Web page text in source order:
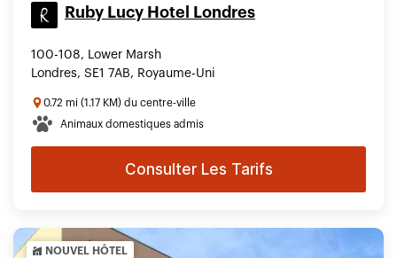
Ruby Lucy Hotel Londres
100-108, Lower Marsh
Londres, SE1 7AB, Royaume-Uni
0.72 mi (1.17 KM) du centre-ville
Animaux domestiques admis
Consulter Les Tarifs
NOUVEL HÔTEL